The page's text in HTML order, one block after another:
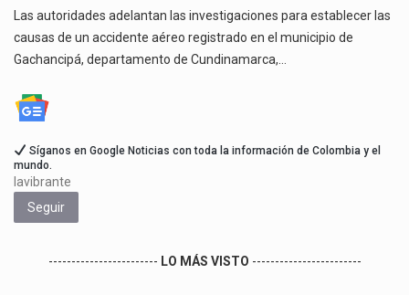
Las autoridades adelantan las investigaciones para establecer las
causas de un accidente aéreo registrado en el municipio de
Gachancipá, departamento de Cundinamarca,…
Síganos en Google Noticias con toda la información de Colombia y el
mundo.
lavibrante
Seguir
------------------------ LO MÁS VISTO ------------------------